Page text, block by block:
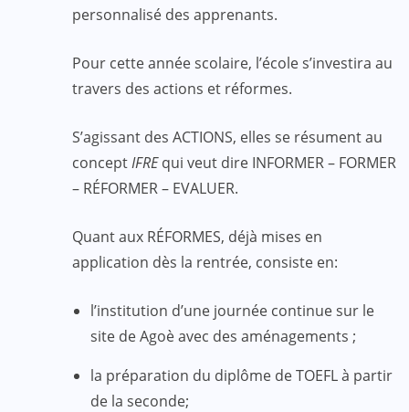
personnalisé des apprenants.
Pour cette année scolaire, l’école s’investira au
travers des actions et réformes.
S’agissant des ACTIONS, elles se résument au
conceptIFREqui veut dire INFORMER – FORMER
– RÉFORMER – EVALUER.
Quant aux RÉFORMES, déjà mises en
application dès la rentrée, consiste en:
l’institution d’une journée continue sur le
site de Agoè avec des aménagements ;
la préparation du diplôme de TOEFL à partir
de la seconde;